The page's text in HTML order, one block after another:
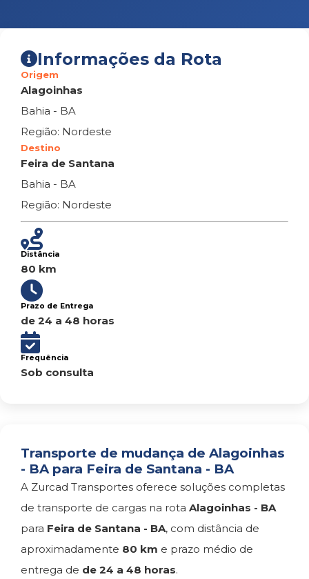
Informações da Rota
Origem
Alagoinhas
Bahia - BA
Região: Nordeste
Destino
Feira de Santana
Bahia - BA
Região: Nordeste
Distância
80 km
Prazo de Entrega
de 24 a 48 horas
Frequência
Sob consulta
Transporte de mudança de Alagoinhas
- BA para Feira de Santana - BA
A Zurcad Transportes oferece soluções completas
de transporte de cargas na rota Alagoinhas - BA
para Feira de Santana - BA, com distância de
aproximadamente 80 km e prazo médio de
entrega de de 24 a 48 horas.